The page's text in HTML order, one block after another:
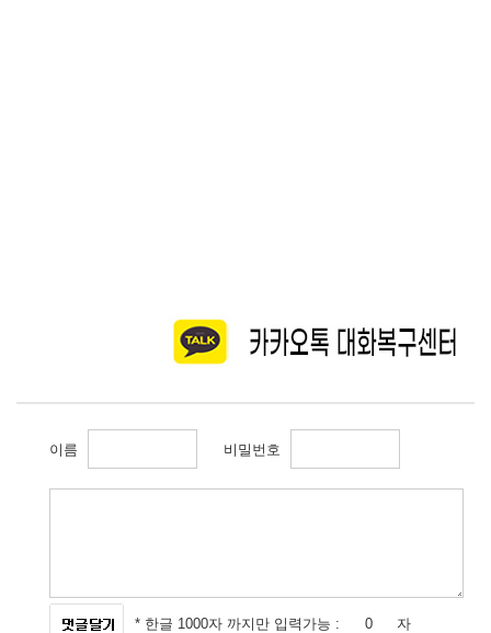
이름 비밀번호
* 한글 1000자 까지만 입력가능 : 자